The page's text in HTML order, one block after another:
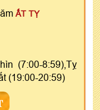
ẤT TỴ
(7:00-8:59),Tỵ
(19:00-20:59)